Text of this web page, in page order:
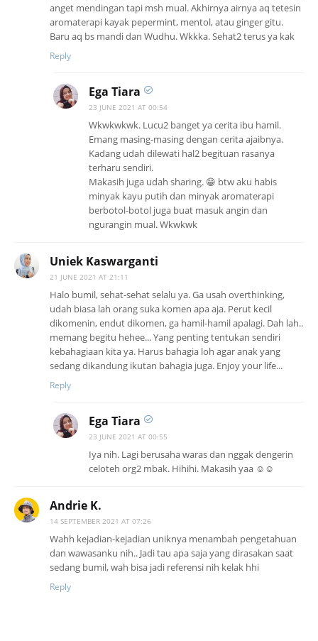
anget mendingan tapi msh mual. Akhirnya airnya aq tetesin
aromaterapi kayak pepermint, mentol, atau ginger gitu.
Baru aq bs mandi dan Wudhu. Wkkka. Sehat2 terus ya kak
Reply
Ega Tiara
23 JUNE 2021 AT 00:54
Wkwkwkwk. Lucu2 banget ya cerita ibu hamil.
Emang masing-masing dengan cerita ajaibnya.
Kadang udah dilewati hal2 begituan rasanya
terharu sendiri.
Makasih juga udah sharing. 😁 btw aku habis
minyak kayu putih dan minyak aromaterapi
berbotol-botol juga buat masuk angin dan
ngurangin mual. Wkwkwk
Uniek Kaswarganti
21 JUNE 2021 AT 21:11
Halo bumil, sehat-sehat selalu ya. Ga usah overthinking,
udah biasa lah orang suka komen apa aja. Perut kecil
dikomenin, endut dikomen, ga hamil-hamil apalagi. Dah lah..
memang begitu hehee... Yang penting tentukan sendiri
kebahagiaan kita ya. Harus bahagia loh agar anak yang
sedang dikandung ikutan bahagia juga. Enjoy your life...
Reply
Ega Tiara
23 JUNE 2021 AT 00:55
Iya nih. Lagi berusaha waras dan nggak dengerin
celoteh org2 mbak. Hihihi. Makasih yaa ☺️☺️
Andrie K.
14 SEPTEMBER 2021 AT 07:26
Wahh kejadian-kejadian uniknya menambah pengetahuan
dan wawasanku nih.. Jadi tau apa saja yang dirasakan saat
sedang bumil, wah bisa jadi referensi nih kelak hhi
Reply